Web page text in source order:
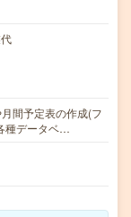
間予定表の作成(フ
種データベ…